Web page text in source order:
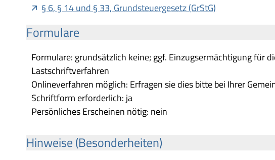
§ 6, § 14 und § 33, Grundsteuergesetz (GrStG)
Formulare
Formulare: grundsätzlich keine; ggf. Einzugsermächtigung für
Lastschriftverfahren
Onlineverfahren möglich: Erfragen sie dies bitte bei Ihrer
Schriftform erforderlich: ja
Persönliches Erscheinen nötig: nein
Hinweise (Besonderheiten)